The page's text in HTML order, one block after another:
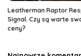
Leatherman Raptor
Signal. Czy są warte
ceny?